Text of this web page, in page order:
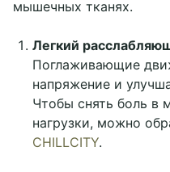
мышечных тканях.
Легкий
Поглаживающие
напряжение и
Чтобы снять боль в
нагрузки, можно
CHILLCITY.
Салоны